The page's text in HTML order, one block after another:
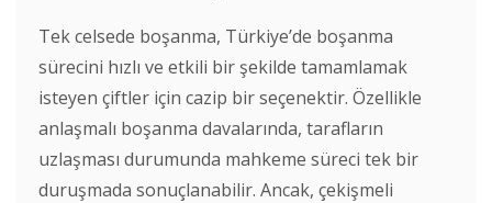
Tek celsede boşanma, Türkiye’de boşanma
sürecini hızlı ve etkili bir şekilde tamamlamak
isteyen çiftler için cazip bir seçenektir. Özellikle
anlaşmalı boşanma davalarında, tarafların
uzlaşması durumunda mahkeme süreci tek bir
duruşmada sonuçlanabilir. Ancak, çekişmeli